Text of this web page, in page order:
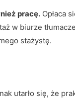
pracę. Opłaca
w biurze
stażystę.
utarło się, że